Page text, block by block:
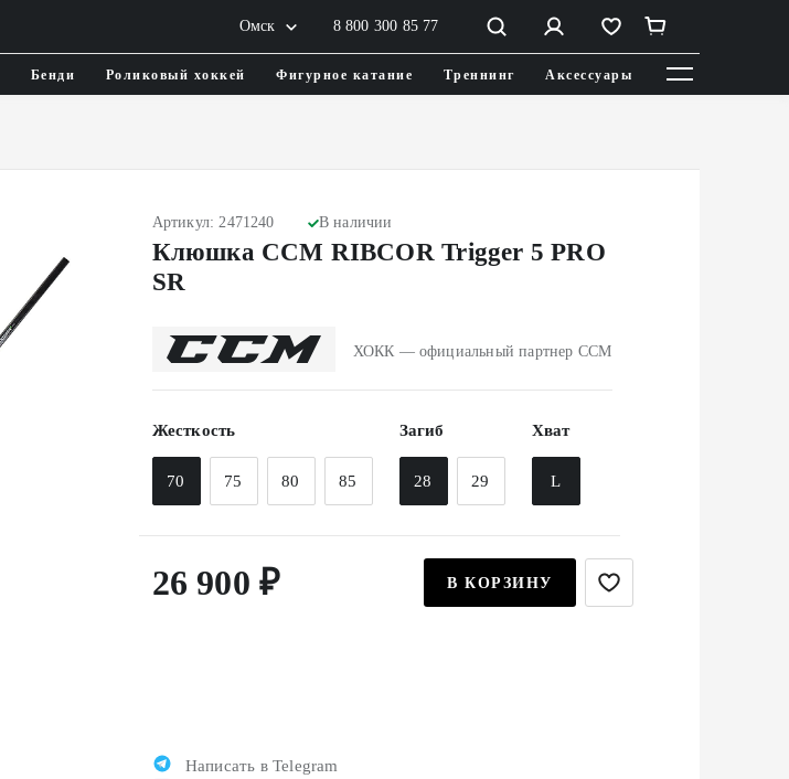
Омск 8 800 300 85 77
Бенди Роликовый хоккей Фигурное катание Треннинг Аксессуары
Артикул: 2471240 В наличии
Клюшка CCM RIBCOR Trigger 5 PRO
SR
ХОКК — официальный партнер CCM
Жесткость
70 75 80 85
Загиб
28 29
Хват
L
26 900 ₽ В КОРЗИНУ
Написать в Telegram